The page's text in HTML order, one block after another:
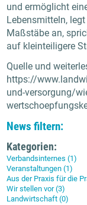
und ermöglicht
Lebensmitteln,
Maßstäbe an,
auf kleinteiligere
Quelle und
https://
und-versorgung/
News filtern:
Kategorien:
Verbandsinternes (1)
Veranstaltungen (1)
Aus der Praxis für die
Wir stellen vor (3)
Landwirtschaft (0)